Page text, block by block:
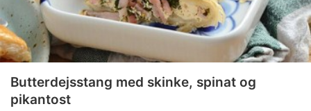
Butterdejsstang med skinke, spinat og
pikantost